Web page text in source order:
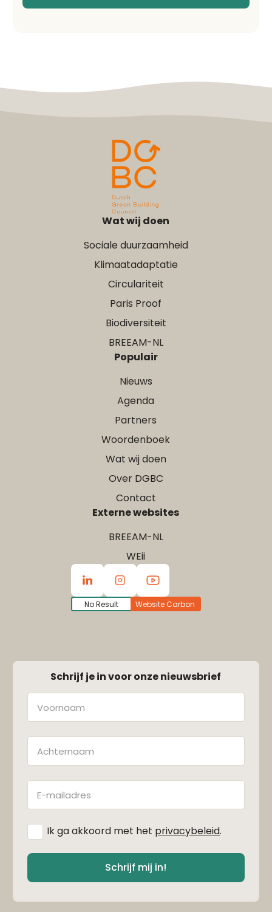
Wat wij doen
Sociale duurzaamheid
Klimaatadaptatie
Circulariteit
Paris Proof
Biodiversiteit
BREEAM-NL
Populair
Nieuws
Agenda
Partners
Woordenboek
Wat wij doen
Over DGBC
Contact
Externe websites
BREEAM-NL
WEii
No Result Website Carbon
Schrijf je in voor onze nieuwsbrief
Naam
Achternaam
E-
mailadres
Ik ga akkoord met het privacybeleid.
Schrijf mij in!